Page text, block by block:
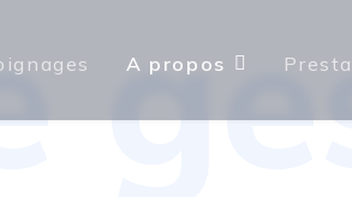
A propos